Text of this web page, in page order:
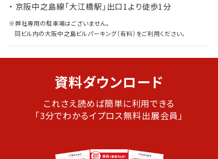
・ 京阪中之島線「大江橋駅」出口1より徒歩1分
※弊社専用の駐車場はございません。
同ビル内の大阪中之島ビルパーキング（有料）をご利用ください。
資料ダウンロード
これさえ読めば簡単に利用できる
「3分でわかるイプロス無料出展会員」